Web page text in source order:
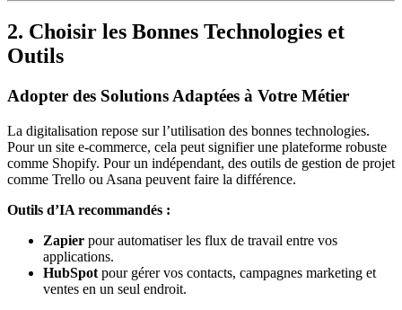
2. Choisir les Bonnes Technologies et
Outils
Adopter des Solutions Adaptées à Votre Métier
La digitalisation repose sur l’utilisation des bonnes technologies.
Pour un site e-commerce, cela peut signifier une plateforme robuste
comme Shopify. Pour un indépendant, des outils de gestion de projet
comme Trello ou Asana peuvent faire la différence.
Outils d’IA recommandés :
Zapier pour automatiser les flux de travail entre vos
applications.
HubSpot pour gérer vos contacts, campagnes marketing et
ventes en un seul endroit.